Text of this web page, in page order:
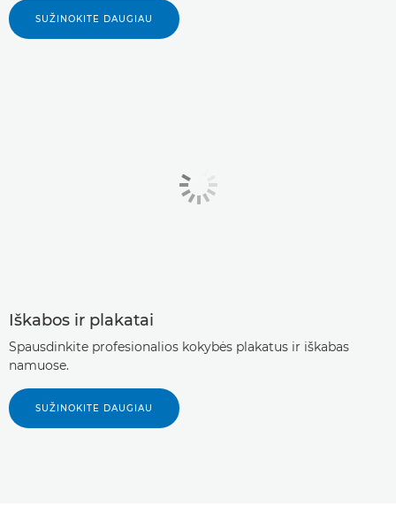
SUŽINOKITE DAUGIAU
Iškabos ir plakatai
Spausdinkite profesionalios kokybės plakatus ir iškabas
namuose.
SUŽINOKITE DAUGIAU